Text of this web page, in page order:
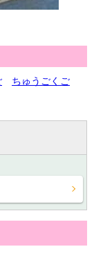
ちゅうごくご